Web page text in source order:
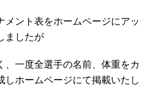
メント表をホームページにアッ
ましたが
、一度全選手の名前、体重をカ
しホームページにて掲載いたし